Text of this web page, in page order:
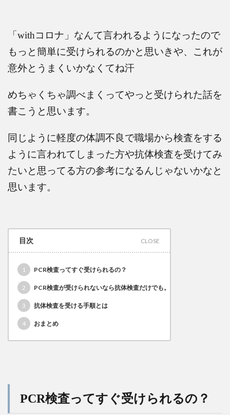
「 withコロナ」なんて言われるようになったので
もっと簡単に受けられるのかと思いきや、これが
意外とうまくいかなくてね汗
めちゃくちゃ調べまくってやっと受けられた話を
書こうと思います。
同じように軽度の体調不良で職場から検査をする
ように言われてしまった方や抗体検査を受けてみ
たいと思ってる方の参考になるんじゃないかなと
思います。
目次
1 PCR検査ってすぐ受けられるの？
2 PCR検査が受けられないなら抗体検査だけでも。
3 抗体検査を受ける手順とは
4 おまとめ
PCR検査ってすぐ受けられるの？